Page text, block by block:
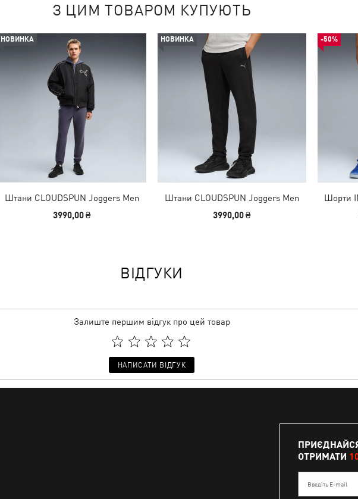
З ЦИМ ТОВАРОМ КУПУЮТЬ
НОВИНКА
Штани CLOUDSPUN Joggers Men
3990,00 ₴
НОВИНКА
Штани CLOUDSPUN Joggers Men
3990,00 ₴
-50%
Шорти
ВІДГУКИ
Залиште першим відгук про цей товар
НАПИСАТИ ВІДГУК
ОТРИМАТИ
Введіть E-mail